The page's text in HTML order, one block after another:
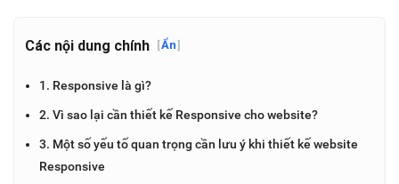
Các nội dung chính [Ẩn]
1. Responsive là gì?
2. Vì sao lại cần thiết kế Responsive cho website?
3. Một số yếu tố quan trọng cần lưu ý khi thiết kế website
Responsive